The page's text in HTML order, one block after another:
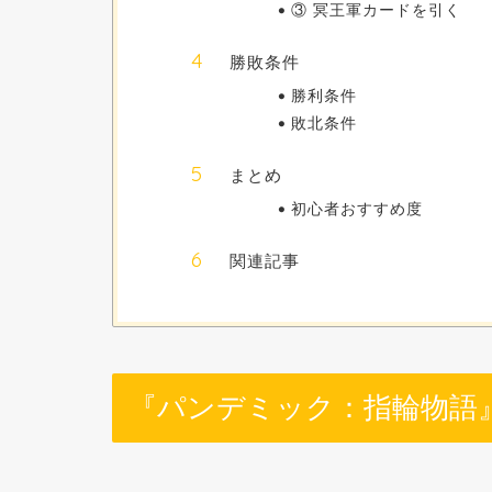
③ 冥王軍カードを引く
勝敗条件
勝利条件
敗北条件
まとめ
初心者おすすめ度
関連記事
『パンデミック：指輪物語